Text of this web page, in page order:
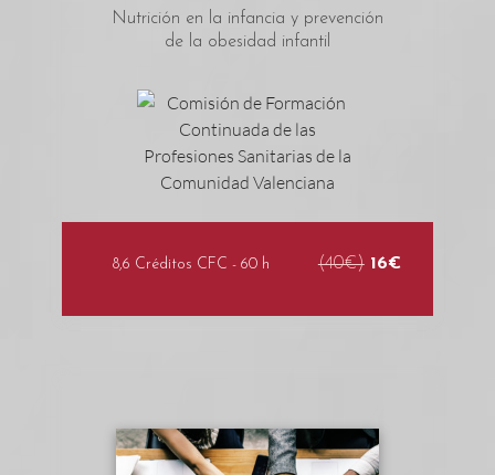
Nutrición en la infancia y prevención
de la obesidad infantil
8,6 Créditos CFC - 60 h (40€) 16€